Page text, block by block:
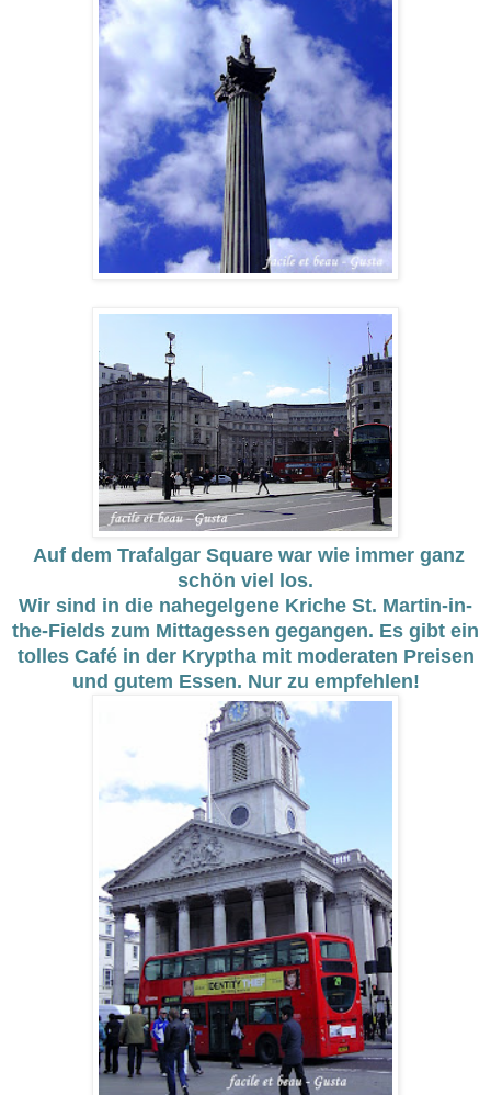
Auf dem Trafalgar Square war wie immer ganz
schön viel los.
Wir sind in die nahegelgene Kriche St. Martin-in-
the-Fields zum Mittagessen gegangen. Es gibt ein
tolles Café in der Kryptha mit moderaten Preisen
und gutem Essen. Nur zu empfehlen!